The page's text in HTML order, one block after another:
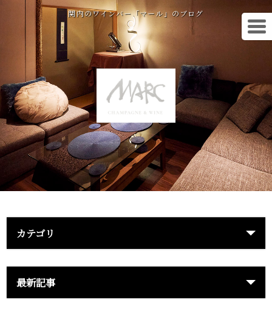
関内のワインバー「マール」のブログ
カテゴリ
最新記事